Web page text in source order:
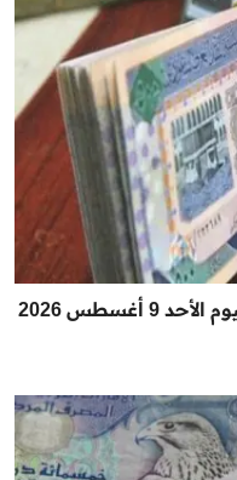
تعرف على سعر الريال السعودي اليوم الأحد 9 أغسطس 2026